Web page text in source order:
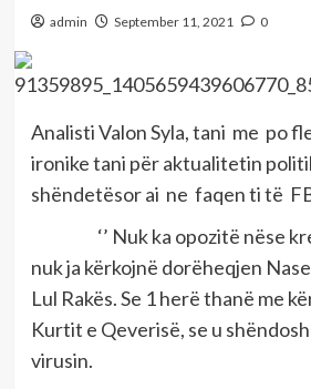
admin September 11, 2021 0
Analisti Valon Syla, tani me po
ironike tani për aktualitetin
shëndetësor ai ne faqen ti të
‘’ Nuk ka opozitë nëse
nuk ja kërkojnë dorëheqjen
Lul Rakës. Se 1 herë thanë me
Kurtit e Qeverisë, se u
virusin.